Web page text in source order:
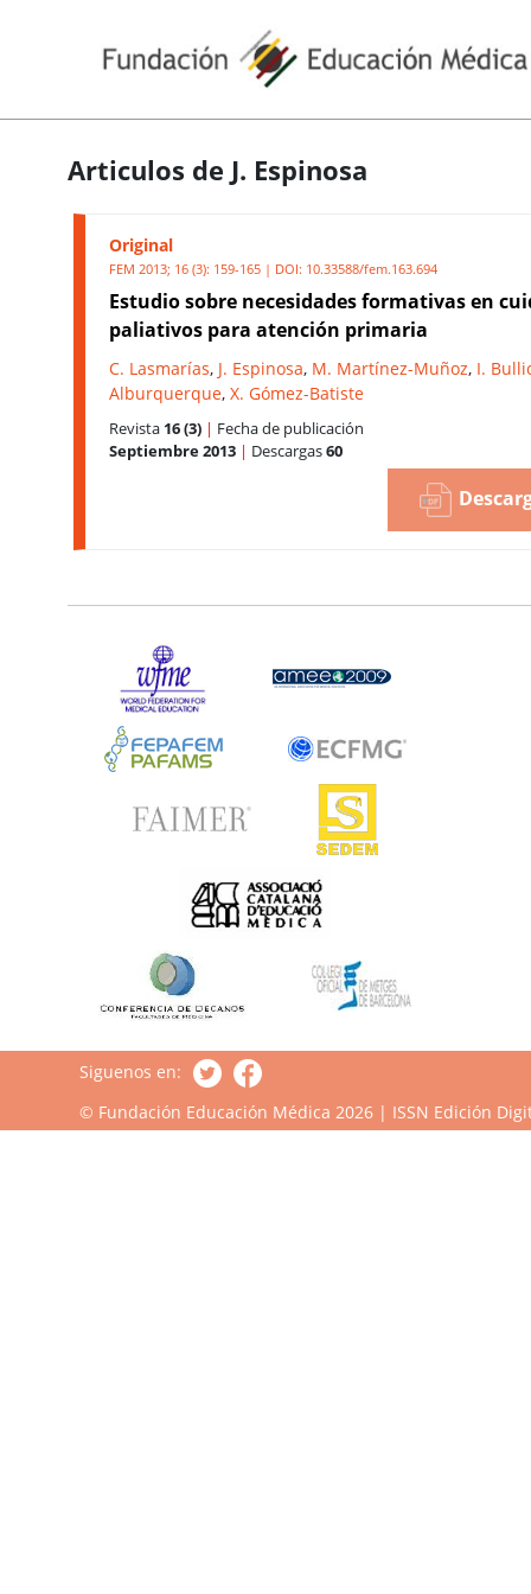
Articulos de J. Espinosa
Original
FEM 2013; 16 (3): 159-165 | DOI: 10.33588/fem.163.694
Estudio sobre necesidades formativas en
paliativos para atención primaria
C. Lasmarías, J. Espinosa, M. Martínez-Muñoz, I.
Alburquerque, X. Gómez-Batiste
Revista 16 (3) | Fecha de publicación
Septiembre 2013 | Descargas60
Siguenos en:
© Fundación Educación Médica 2026 | ISSN Edición